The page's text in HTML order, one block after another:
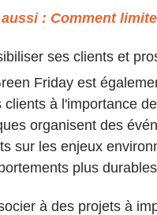
: Comment
ses clients et
Friday est
clients à l'importance
organisent des
sur les enjeux
plus
à des projets à